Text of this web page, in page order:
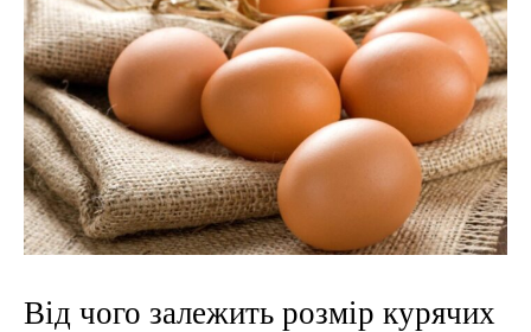
Від чого залежить розмір курячих